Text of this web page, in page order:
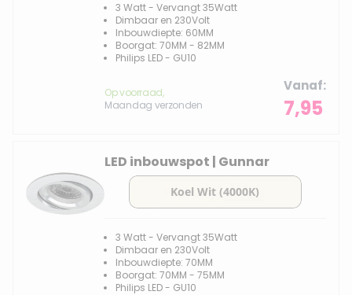
3 Watt - Vervangt 35Watt
Dimbaar en 230Volt
Inbouwdiepte: 60MM
Boorgat: 70MM - 82MM
Philips LED - GU10
Op voorraad,
Maandag verzonden
Vanaf
7,95
LED inbouwspot | Gunnar
3 Watt - Vervangt 35Watt
Dimbaar en 230Volt
Inbouwdiepte: 70MM
Boorgat: 70MM - 75MM
Philips LED - GU10